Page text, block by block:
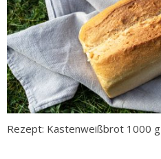
Rezept: Kastenweißbrot 1000 g